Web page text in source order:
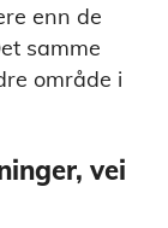
enn de
samme
område i
vei